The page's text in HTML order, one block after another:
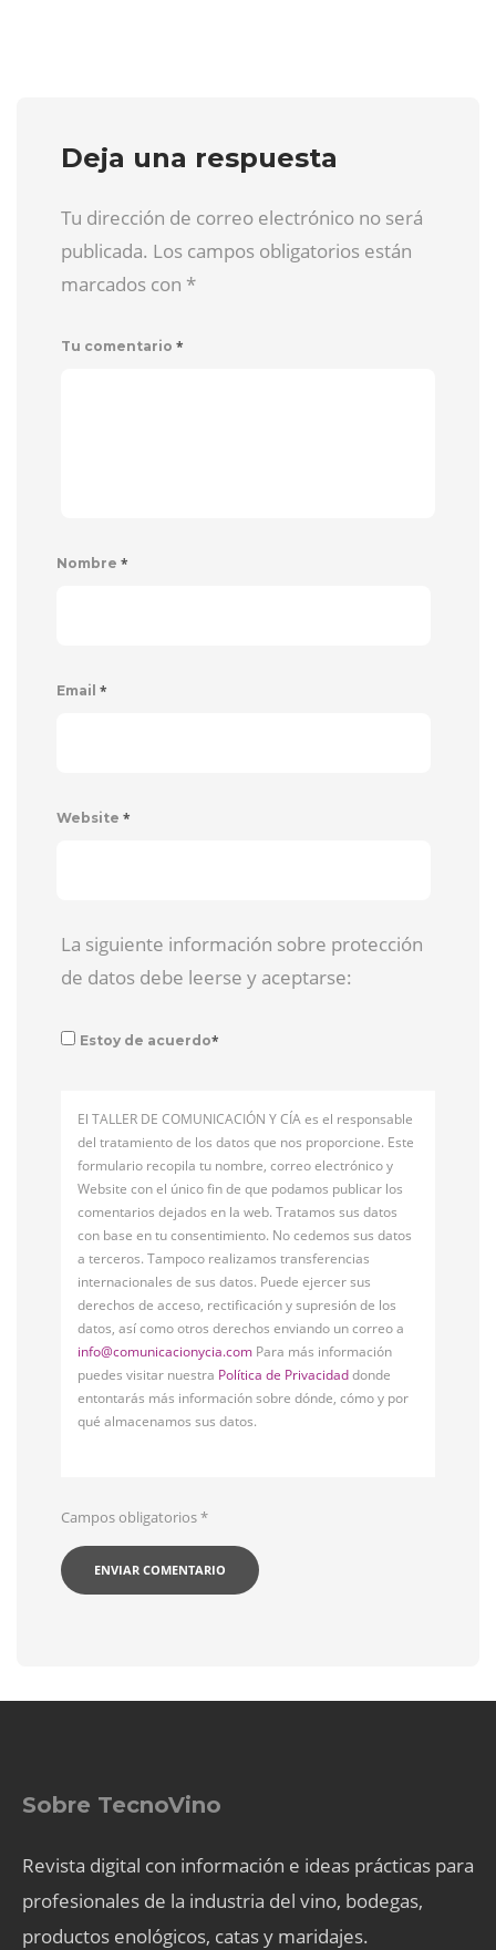
Deja una respuesta
Tu dirección de correo electrónico no será
publicada. Los campos obligatorios están
marcados con *
Tu comentario *
Nombre *
Email *
Website *
La siguiente información sobre protección
de datos debe leerse y aceptarse:
Estoy de acuerdo*
El TALLER DE COMUNICACIÓN Y CÍA es el responsable
del tratamiento de los datos que nos proporcione. Este
formulario recopila tu nombre, correo electrónico y
Website con el único fin de que podamos publicar los
comentarios dejados en la web. Tratamos sus datos
con base en tu consentimiento. No cedemos sus datos
a terceros. Tampoco realizamos transferencias
internacionales de sus datos. Puede ejercer sus
derechos de acceso, rectificación y supresión de los
datos, así como otros derechos enviando un correo a
info@comunicacionycia.com Para más información
puedes visitar nuestra Política de Privacidaddonde
entontarás más información sobre dónde, cómo y por
qué almacenamos sus datos.
Campos obligatorios*
Sobre TecnoVino
Revista digital con información e ideas prácticas para
profesionales de la industria del vino, bodegas,
productos enológicos, catas y maridajes.